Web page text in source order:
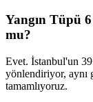
Yangın Tüpü
mu?
Evet. İstanbul'un
yönlendiriyor, aynı
tamamlıyoruz.